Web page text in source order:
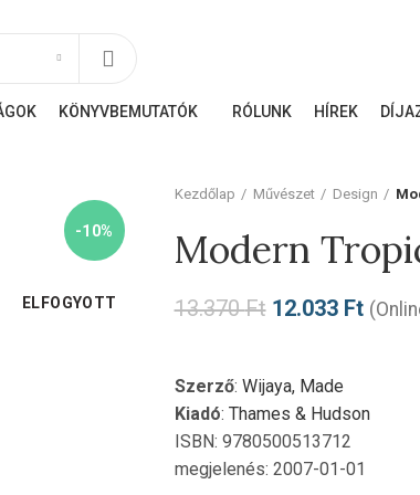
KÖNYVBEMUTATÓK RÓLUNK HÍREK
-10%
ELFOGYOTT
Kezdőlap
Művészet Design
Modern
13.370Ft 12.033 Ft
Szerző: Wijaya, Made
Kiadó: Thames & Hudson
ISBN: 9780500513712
megjelenés: 2007-01-01